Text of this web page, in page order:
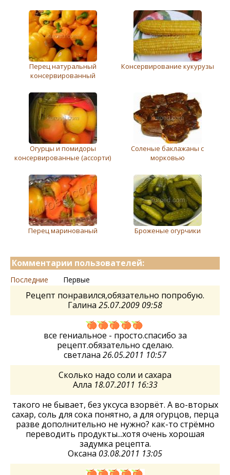
Перец натуральный
консервированный
Консервирование кукурузы
Огурцы и помидоры
консервированные (ассорти)
Соленые баклажаны с
морковью
Перец маринованый Броженые огурчики
Комментарии пользователей:
Последние Первые
Рецепт понравился,обязательно попробую.
Галина 25.07.2009 09:58
все гениальное - просто.спасибо за
рецепт.обязательно сделаю.
светлана 26.05.2011 10:57
Сколько надо соли и сахара
Алла 18.07.2011 16:33
такого не бывает, без уксуса взорвёт. А во-вторых
сахар, соль для сока понятно, а для огурцов, перца
разве дополнительно не нужно? как-то стрёмно
переводить продукты...хотя очень хорошая
задумка рецепта.
Оксана 03.08.2011 13:05